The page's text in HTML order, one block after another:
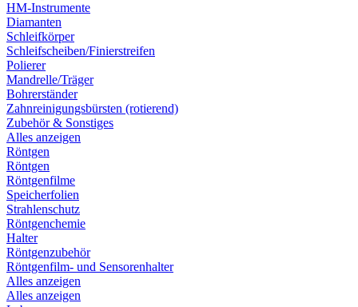
HM-Instrumente
Diamanten
Schleifkörper
Schleifscheiben/Finierstreifen
Polierer
Mandrelle/Träger
Bohrerständer
Zahnreinigungsbürsten (rotierend)
Zubehör & Sonstiges
Alles anzeigen
Röntgen
Röntgen
Röntgenfilme
Speicherfolien
Strahlenschutz
Röntgenchemie
Halter
Röntgenzubehör
Röntgenfilm- und Sensorenhalter
Alles anzeigen
Alles anzeigen